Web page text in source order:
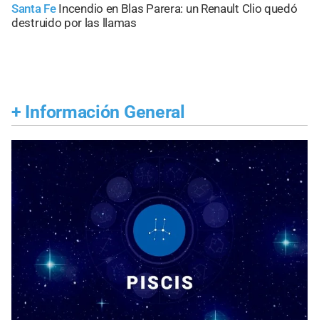
Santa Fe Incendio en Blas Parera: un Renault Clio quedó
destruido por las llamas
+ Información General